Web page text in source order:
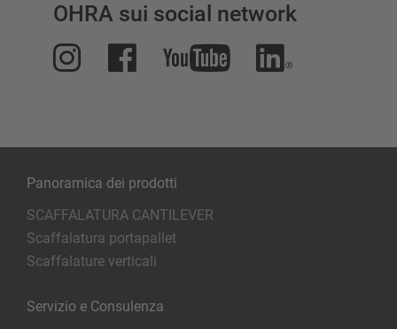
OHRA sui social network
Panoramica dei prodotti
SCAFFALATURA CANTILEVER
Scaffalatura portapallet
Scaffalature verticali
Servizio e Consulenza